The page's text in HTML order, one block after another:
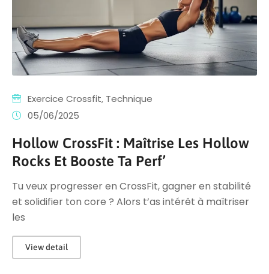
Exercice Crossfit‚ Technique
05/06/2025
Hollow CrossFit : Maîtrise Les Hollow
Rocks Et Booste Ta Perf’
Tu veux progresser en CrossFit, gagner en stabilité
et solidifier ton core ? Alors t’as intérêt à maîtriser
les
View detail